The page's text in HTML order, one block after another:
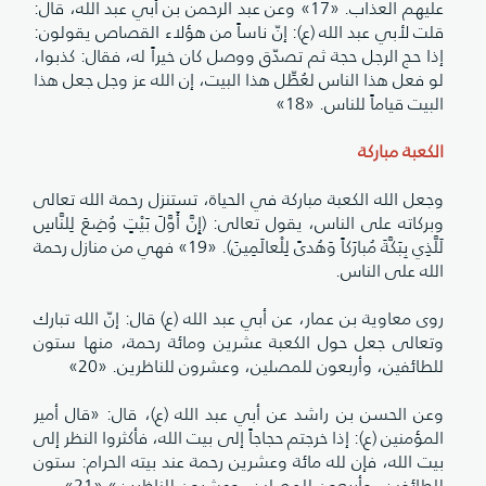
عليهم العذاب. «17» وعن عبد الرحمن بن أبي عبد الله، قال:
قلت لأبي عبد الله (ع): إنّ ناساً من هؤلاء القصاص يقولون:
إذا حج الرجل حجة ثم تصدّق ووصل كان خيراً له، فقال: كذبوا،
لو فعل هذا الناس لعُطِّل هذا البيت، إن الله عز وجل جعل هذا
البيت قياماً للناس. «18»
الكعبة مباركة
وجعل الله الكعبة مباركة في الحياة، تستنزل رحمة الله تعالى
وبركاته على الناس، يقول تعالى: (إِنَّ أَوَّلَ بَيْتٍ وُضِعَ لِلنَّاسِ
لَلَّذِي بِبَكَّةَ مُبارَكاً وَهُدىً لِلْعالَمِينَ). «19» فهي من منازل رحمة
الله على الناس.
روى معاوية بن عمار، عن أبي عبد الله (ع) قال: إنّ الله تبارك
وتعالى جعل حول الكعبة عشرين ومائة رحمة، منها ستون
للطائفين، وأربعون للمصلين، وعشرون للناظرين. «20»
وعن الحسن بن راشد عن أبي عبد الله (ع)، قال: «قال أمير
المؤمنين (ع): إذا خرجتم حجاجاً إلى بيت الله، فأكثروا النظر إلى
بيت الله، فإن لله مائة وعشرين رحمة عند بيته الحرام: ستون